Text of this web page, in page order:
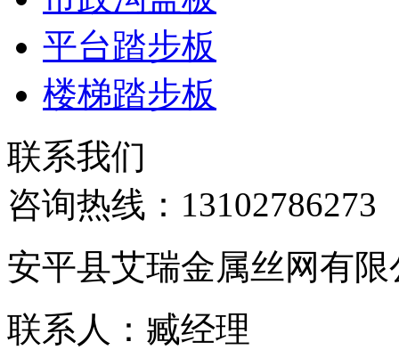
平台踏步板
楼梯踏步板
联系我们
咨询热线： 13102786273
安平县艾瑞金属丝网有限
联系人：臧经理